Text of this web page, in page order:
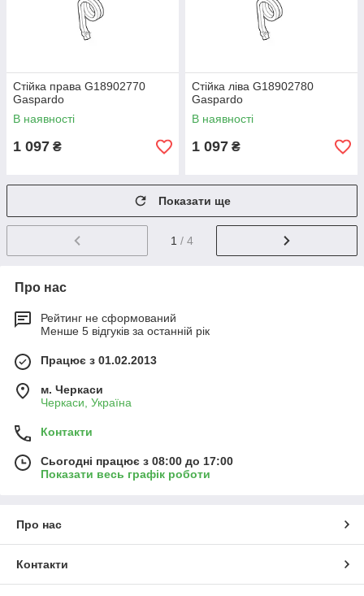
Стійка права G18902770
Gaspardo
В наявності
1 097 ₴
Стійка ліва G18902780
Gaspardo
В наявності
1 097 ₴
Показати ще
1 / 4
Про нас
Рейтинг не сформований
Менше 5 відгуків за останній рік
Працює з 01.02.2013
м. Черкаси
Черкаси, Україна
Контакти
Сьогодні працює з 08:00 до 17:00
Показати весь графік роботи
Про нас
Контакти